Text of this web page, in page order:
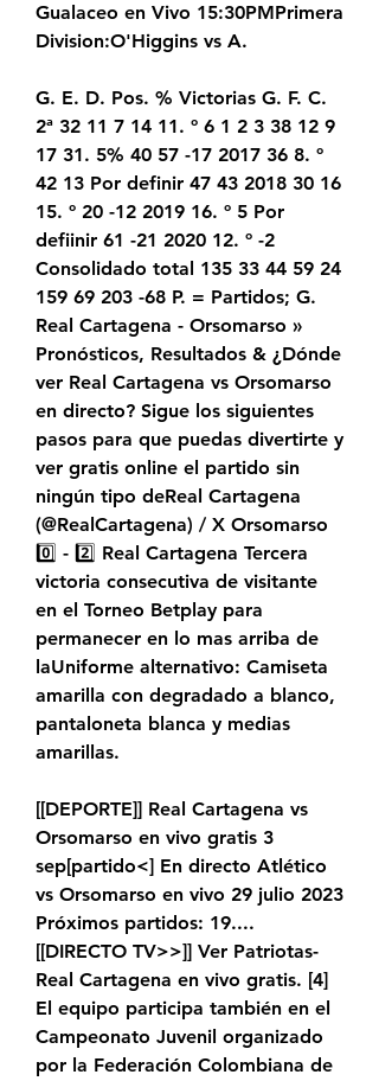
Gualaceo en Vivo 15:30PMPrimera
Division:O'Higgins vs A.
G. E. D. Pos. % Victorias G. F. C.
2ª 32 11 7 14 11. º 6 1 2 3 38 12 9
17 31. 5% 40 57 -17 2017 36 8. º
42 13 Por definir 47 43 2018 30 16
15. º 20 -12 2019 16. º 5 Por
defiinir 61 -21 2020 12. º -2
Consolidado total 135 33 44 59 24
159 69 203 -68 P. = Partidos; G.
Real Cartagena - Orsomarso »
Pronósticos, Resultados & ¿Dónde
ver Real Cartagena vs Orsomarso
en directo? Sigue los siguientes
pasos para que puedas divertirte y
ver gratis online el partido sin
ningún tipo deReal Cartagena
(@RealCartagena) / X Orsomarso
0️⃣ - 2️⃣ Real Cartagena Tercera
victoria consecutiva de visitante
en el Torneo Betplay para
permanecer en lo mas arriba de
laUniforme alternativo: Camiseta
amarilla con degradado a blanco,
pantaloneta blanca y medias
amarillas.
[[DEPORTE]] Real Cartagena vs
Orsomarso en vivo gratis 3
sep[partido<] En directo Atlético
vs Orsomarso en vivo 29 julio 2023
Próximos partidos: 19....
[[DIRECTO TV>>]] Ver Patriotas-
Real Cartagena en vivo gratis. [4]​
El equipo participa también en el
Campeonato Juvenil organizado
por la Federación Colombiana de